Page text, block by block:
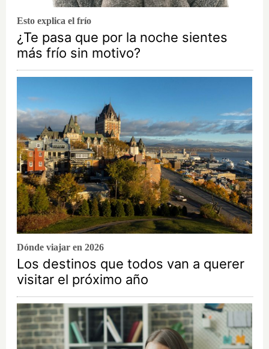
Esto explica el frío
¿Te pasa que por la noche sientes
más frío sin motivo?
Dónde viajar en 2026
Los destinos que todos van a querer
visitar el próximo año